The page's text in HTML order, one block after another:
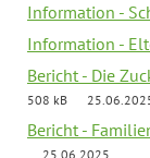
Information -
Information -
Bericht - Die
508 kB
Bericht -
25.06.2025